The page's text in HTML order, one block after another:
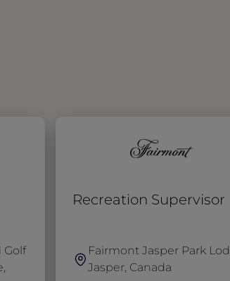
Golf
Recreation Supervisor
Fairmont Jasper Park
Jasper, Canada